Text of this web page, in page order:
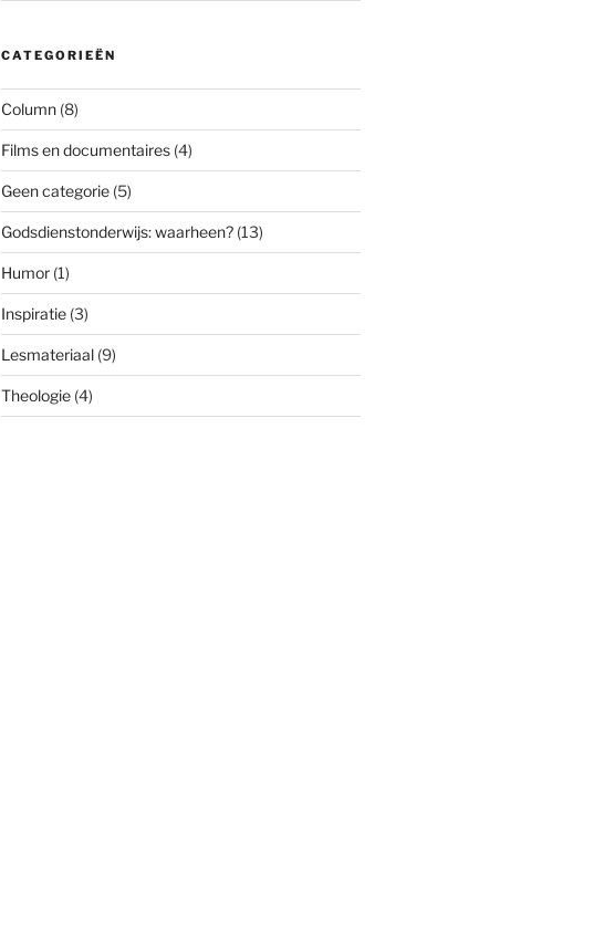
CATEGORIEËN
Column(8)
Films en documentaires(4)
Geen categorie(5)
Godsdienstonderwijs: waarheen?(13)
Humor(1)
Inspiratie(3)
Lesmateriaal(9)
Theologie(4)